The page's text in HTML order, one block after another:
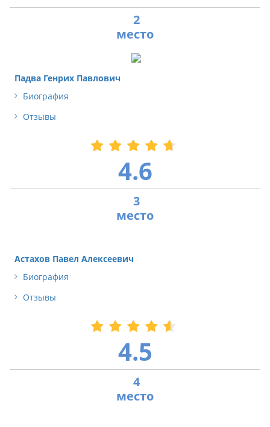
2
Падва Генрих Павлович
Биография
Отзывы
4.6
3
Астахов Павел Алексеевич
Биография
Отзывы
4.5
4